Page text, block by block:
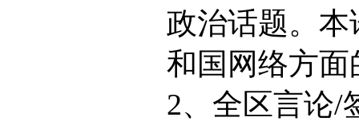
政治话题。
和国网络方
2、全区言论/